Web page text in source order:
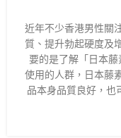
近年不少香港男性關
質、提升勃起硬度及
要的是了解「日本
使用的人群，日本藤
品本身品質良好，也